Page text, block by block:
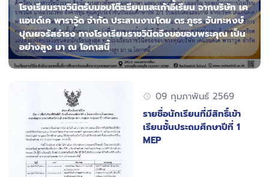
โรงเรียนราชวินิตรับมอบโต๊ะเรียนและเก้าอี้เรียน จากบริษัท เค
แอนด์เค พาราวู้ด จำกัด ประสานงานโดย ดร.ภูธร จันทะหงษ์
ปุณยจรัสธำรง ทางโรงเรียนราชวินิตจึงขอขอบพระคุณ เป็น
อย่างสูง มา ณ โอกาสนี้
09 กุมภาพันธ์ 2569
รายชื่อนักเรียนที่มีสิทธิ์เข้า
เรียนชั้นประถมศึกษาปีที่ 1
MEP